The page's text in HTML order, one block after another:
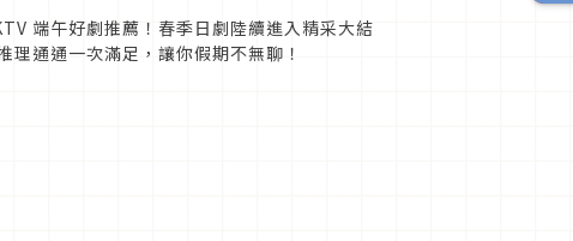
端午好劇推薦！春季日劇陸續進入精采大結
通通一次滿足，讓你假期不無聊！